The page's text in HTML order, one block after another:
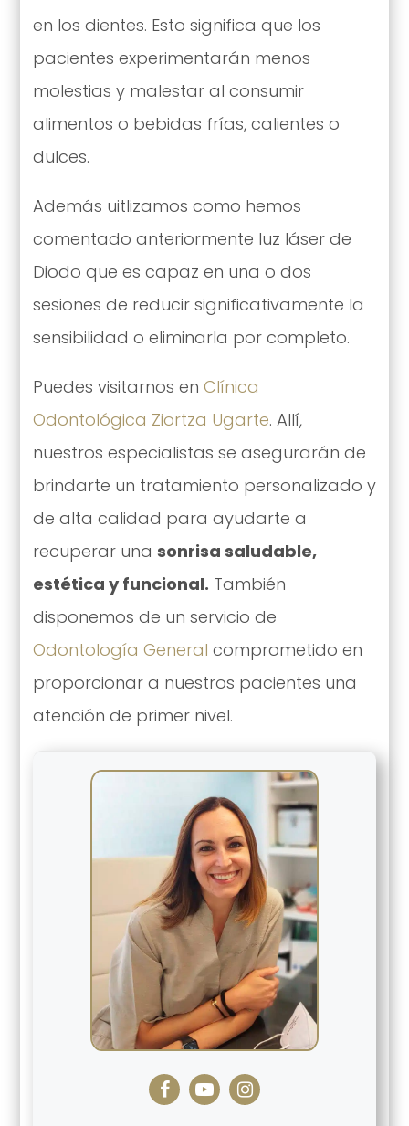
en los dientes. Esto significa que los
pacientes experimentarán menos
molestias y malestar al consumir
alimentos o bebidas frías, calientes o
dulces.
Además uitlizamos como hemos
comentado anteriormente luz láser de
Diodo que es capaz en una o dos
sesiones de reducir significativamente la
sensibilidad o eliminarla por completo.
Puedes visitarnos en Clínica
Odontológica Ziortza Ugarte. Allí,
nuestros especialistas se asegurarán de
brindarte un tratamiento personalizado y
de alta calidad para ayudarte a
recuperar una sonrisa saludable,
estética y funcional. También
disponemos de un servicio de
Odontología General comprometido en
proporcionar a nuestros pacientes una
atención de primer nivel.